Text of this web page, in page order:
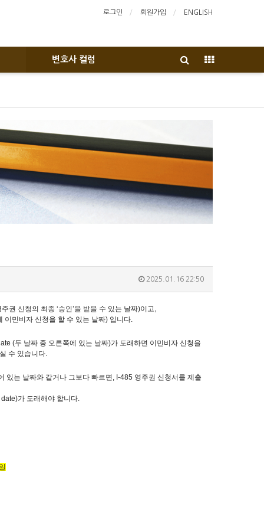
로그인 회원가입 ENGLISH
변호사 컬럼
2025.01.16 22:50
권 신청의 최종 ‘승인’을 받을 수 있는 날짜)이고
이민비자 신청을 할 수 있는 날짜) 입니다
(두 날짜 중 오른쪽에 있는 날짜)가 도래하면 이민비자 신청을
수 있습니다
있는 날짜와 같거나 그보다 빠르면 , I-485 영주권 신청서를 제출
가 도래해야 합니다